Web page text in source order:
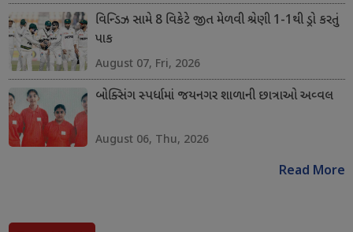
વિન્ડિઝ સામે 8 વિકેટે જીત મેળવી શ્રેણી 1-1થી ડ્રો કરતું
પાક
August 07, Fri, 2026
બોક્સિંગ સ્પર્ધામાં જયનગર શાળાની છાત્રાઓ અવ્વલ
August 06, Thu, 2026
Read More